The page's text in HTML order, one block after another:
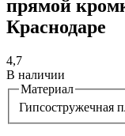
прямой
Краснодаре
4,7
В наличии
Материал
Гипсостружечная